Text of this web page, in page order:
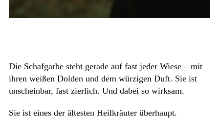
Die Schafgarbe steht gerade auf fast jeder Wiese – mit
ihren weißen Dolden und dem würzigen Duft. Sie ist
unscheinbar, fast zierlich. Und dabei so wirksam.
Sie ist eines der ältesten Heilkräuter überhaupt.